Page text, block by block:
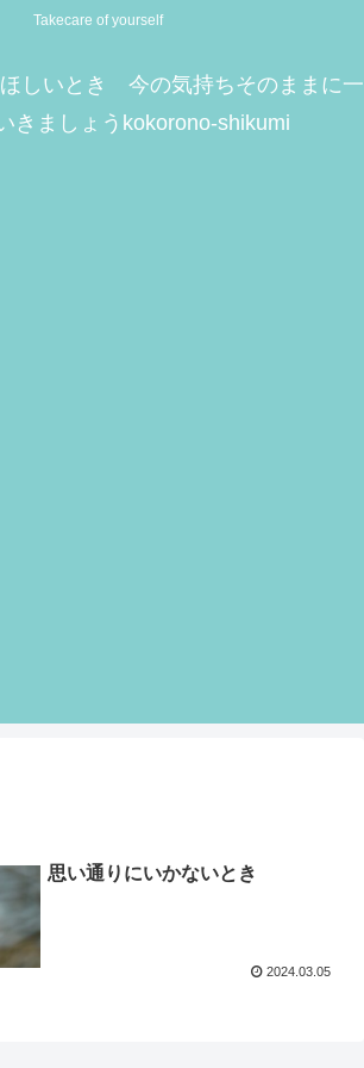
Takecare of yourself
しいとき 今の気持ちそのままに一
きましょうkokorono-shikumi
思い通りにいかないとき
2024.03.05